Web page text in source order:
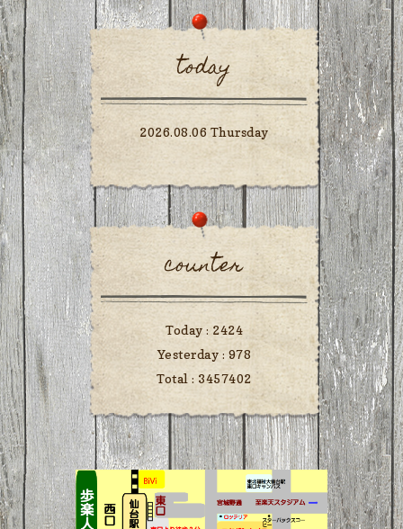
today
2026.08.06 Thursday
counter
Today : 2424
Yesterday : 978
Total : 3457402